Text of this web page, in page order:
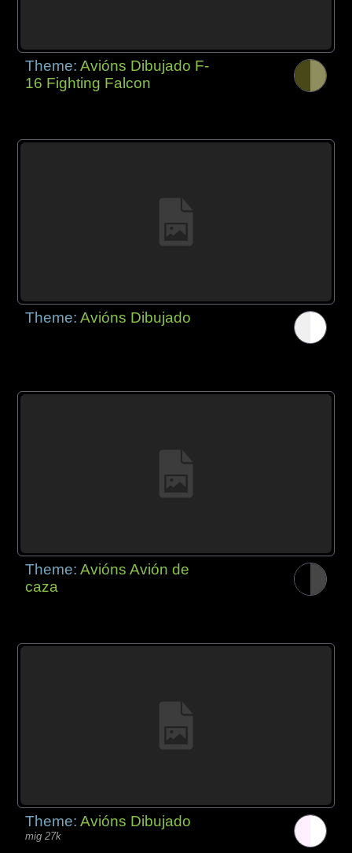
Theme:Avións Dibujado F-
16 Fighting Falcon
Theme:Avións Dibujado
Theme:Avións Avión de
caza
Theme:Avións Dibujado
mig 27k